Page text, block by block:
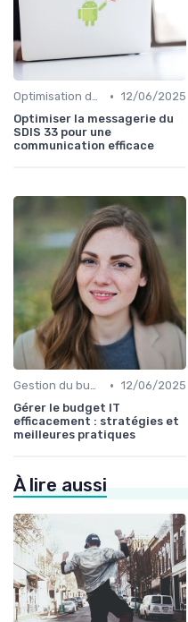
Optimisation des infrastructures IT • 12/06/2025
Optimiser la messagerie du
SDIS 33 pour une
communication efficace
Gestion du budget IT • 12/06/2025
Gérer le budget IT
efficacement : stratégies et
meilleures pratiques
À lire aussi